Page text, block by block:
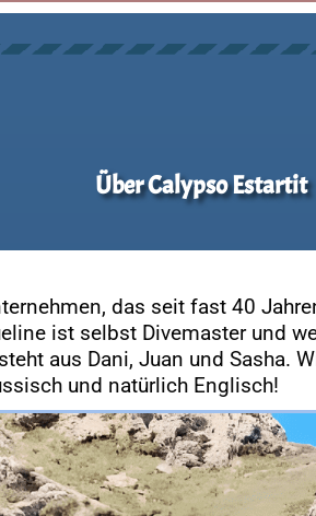
Über Calypso Estartit
das seit fast 40
ist selbst Divemaster und
aus Dani, Juan und Sasha.
und natürlich Englisch!